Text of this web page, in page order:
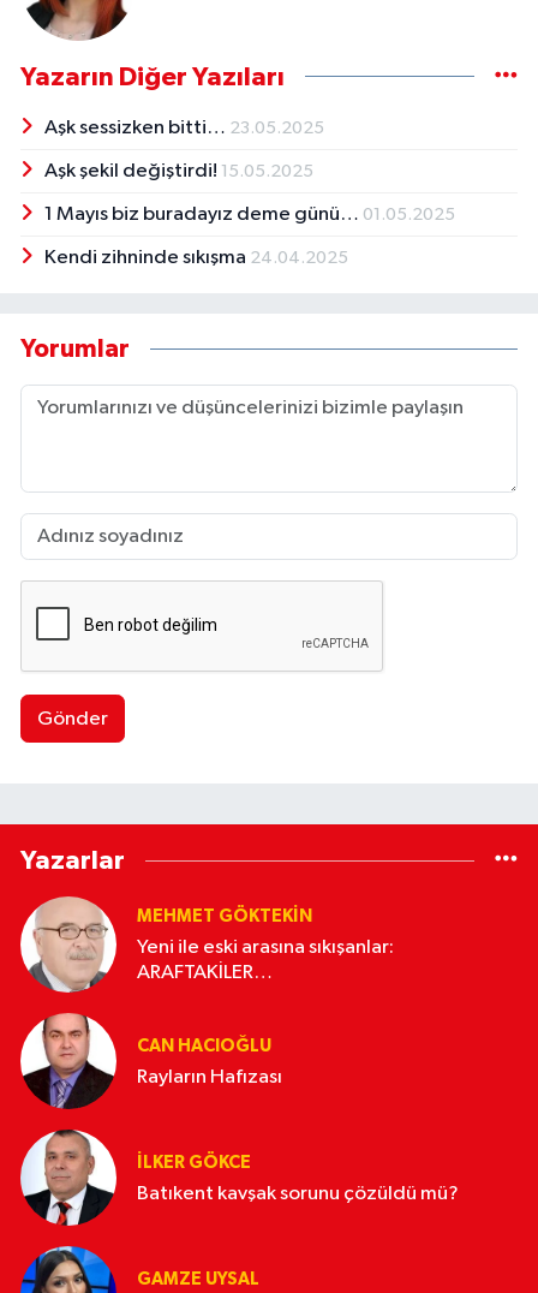
Yazarın Diğer Yazıları
Aşk sessizken bitti… 23.05.2025
Aşk şekil değiştirdi! 15.05.2025
1 Mayıs biz buradayız deme günü… 01.05.2025
Kendi zihninde sıkışma 24.04.2025
Yorumlar
Gönder
Yazarlar
MEHMET GÖKTEKIN
Yeni ile eski arasına sıkışanlar:
ARAFTAKİLER…
CAN HACIOĞLU
Rayların Hafızası
İLKER GÖKCE
Batıkent kavşak sorunu çözüldü mü?
GAMZE UYSAL